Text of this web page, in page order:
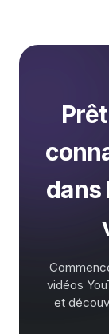
dans
vidéos
et